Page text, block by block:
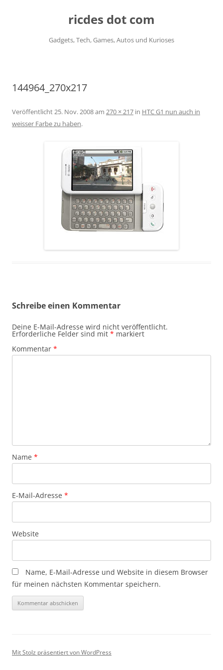
ricdes dot com
Gadgets, Tech, Games, Autos und Kurioses
144964_270x217
Veröffentlicht25. Nov. 2008am 270 × 217 in HTC G1 nun auch in
weisser Farbe zu haben.
Schreibe einen Kommentar
Deine E-Mail-Adresse wird nicht veröffentlicht.
Erforderliche Felder sind mit * markiert
Kommentar *
Name *
E-Mail-Adresse *
Website
Name, E-Mail-Adresse und Website in diesem Browser
für meinen nächsten Kommentar speichern.
Mit Stolz präsentiert von WordPress